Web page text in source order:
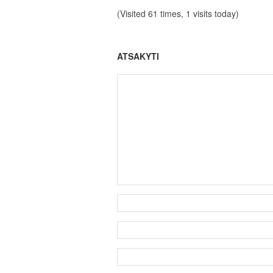
(Visited 61 times, 1 visits today)
ATSAKYTI